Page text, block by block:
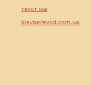
текст юа
kievperevod.com.ua